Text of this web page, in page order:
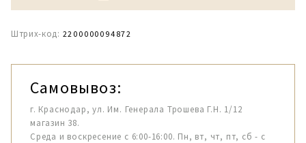
Штрих-код: 2200000094872
Самовывоз:
г. Краснодар, ул. Им. Генерала Трошева Г.Н. 1/12
магазин 38.
Среда и воскресение с 6:00-16:00. Пн, вт, чт, пт, сб - с